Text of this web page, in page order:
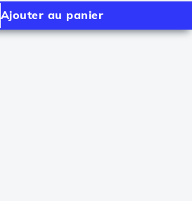
Ajouter au panier